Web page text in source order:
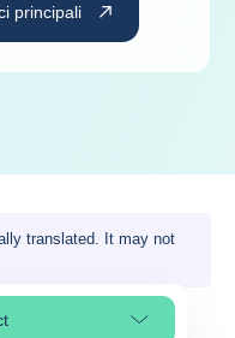
principali
translated. It may not
section